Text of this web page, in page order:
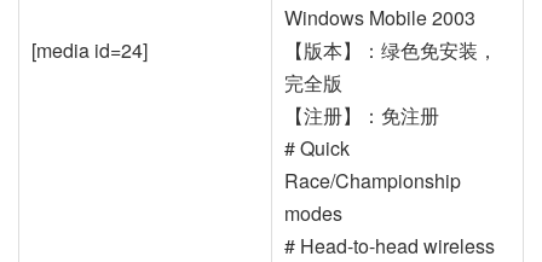
[media id=24]
Windows Mobile 2003
【版本】：绿色免安装，
完全版
【注册】：免注册
# Quick
Race/Championship
modes
# Head-to-head wireless